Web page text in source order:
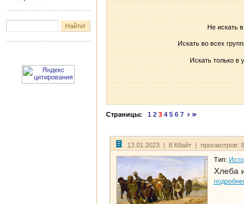
Не искать
Искать во всех
Искать только в
Страницы: 1 2 3 4 5 6 7
13.01.2023 | 8 Кбайт | просмотров:
Тип:
Хлеба